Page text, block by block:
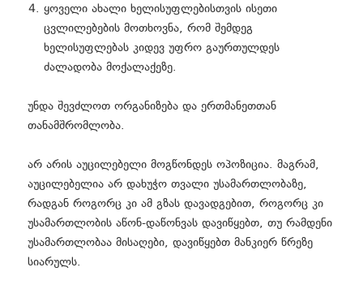
ყოველი ახალი ხელისუფლებისთვის ისეთი
ცვლილებების მოთხოვნა, რომ შემდეგ
ხელისუფლებას კიდევ უფრო გაურთულდეს
ძალადობა მოქალაქეზე.
უნდა შევძლოთ ორგანიზება და ერთმანეთთან
თანამშრომლობა.
არ არის აუცილებელი მოგწონდეს ოპოზიცია. მაგრამ,
აუცილებელია არ დახუჭო თვალი უსამართლობაზე,
რადგან როგორც კი ამ გზას დავადგებით, როგორც კი
უსამართლობის აწონ-დაწონვას დავიწყებთ, თუ რამდენი
უსამართლობაა მისაღები, დავიწყებთ მანკიერ წრეზე
სიარულს.